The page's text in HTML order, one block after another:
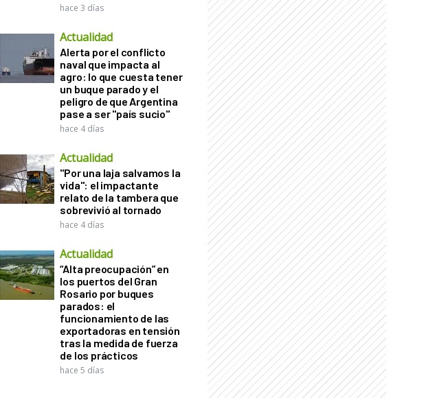
hace 3 días
Actualidad
Alerta por el conflicto
naval que impacta al
agro: lo que cuesta tener
un buque parado y el
peligro de que Argentina
pase a ser "país sucio"
hace 4 días
Actualidad
"Por una laja salvamos la
vida": el impactante
relato de la tambera que
sobrevivió al tornado
hace 4 días
Actualidad
“Alta preocupación” en
los puertos del Gran
Rosario por buques
parados: el
funcionamiento de las
exportadoras en tensión
tras la medida de fuerza
de los prácticos
hace 5 días